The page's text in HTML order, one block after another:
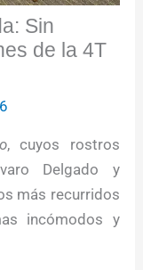
Sin
de la 4T
, cuyos rostros
Delgado y
más recurridos
incómodos y